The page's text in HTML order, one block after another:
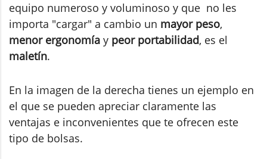
equipo numeroso y voluminoso y que no les
importa "cargar" a cambio un mayor peso,
menor ergonomía y peor portabilidad, es el
maletín.
En la imagen de la derecha tienes un ejemplo en
el que se pueden apreciar claramente las
ventajas e inconvenientes que te ofrecen este
tipo de bolsas.